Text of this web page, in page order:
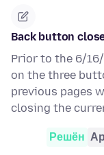
Back button
Prior to the 6/
on the three
previous pages
closing the
Решён